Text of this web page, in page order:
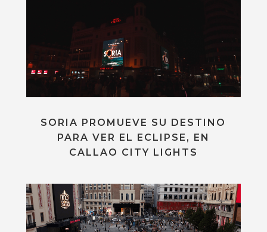
SORIA PROMUEVE SU DESTINO
PARA VER EL ECLIPSE, EN
CALLAO CITY LIGHTS